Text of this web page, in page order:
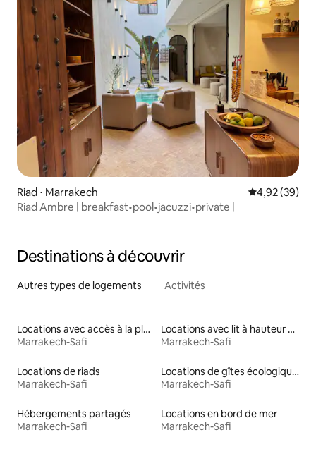
Riad ⋅ Marrakech Évaluation
4,92 (39)
Riad Ambre | breakfast•pool•jacuzzi•private |
Destinations à découvrir
Autres types de logements Activités
Locations avec accès à la plage
Marrakech-Safi
Locations avec lit à hauteur adaptée
Marrakech-Safi
Locations de riads
Marrakech-Safi
Locations de gîtes écologiques
Marrakech-Safi
Hébergements partagés
Marrakech-Safi
Locations en bord de mer
Marrakech-Safi